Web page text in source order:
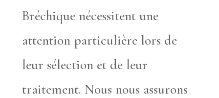
Bréchique nécessitent une
attention particulière lors de
leur sélection et de leur
traitement. Nous nous assurons